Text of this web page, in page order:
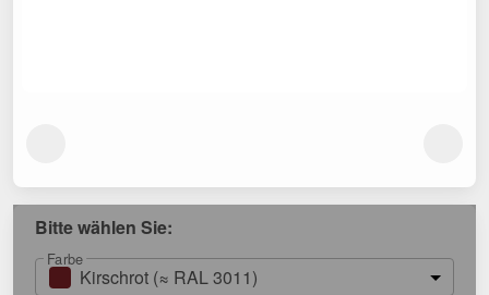
Bitte wählen Sie:
Farbe
Kirschrot (≈ RAL 3011)